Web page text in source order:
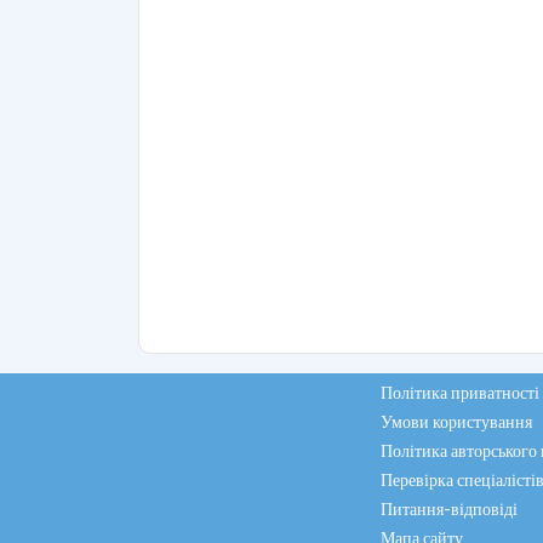
Політика приватності
Умови користування
Політика авторського
Перевірка спеціалістів
Питання-відповіді
Мапа сайту